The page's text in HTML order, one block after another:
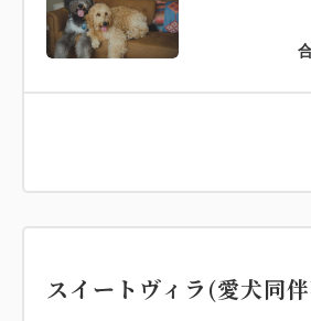
スイートヴィラ(愛犬同伴